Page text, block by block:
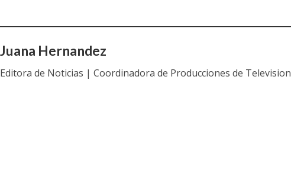
Juana Hernandez
Editora de Noticias | Coordinadora de Producciones de Television